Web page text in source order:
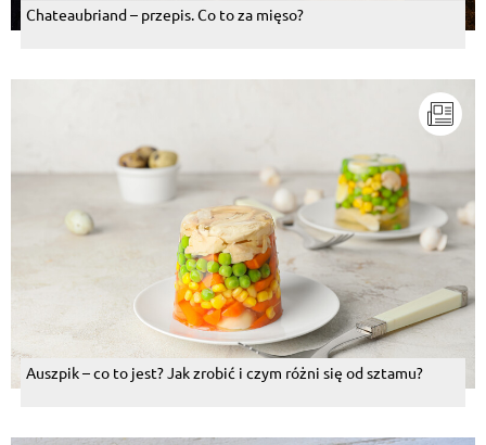
Chateaubriand – przepis. Co to za mięso?
Auszpik – co to jest? Jak zrobić i czym różni się od sztamu?